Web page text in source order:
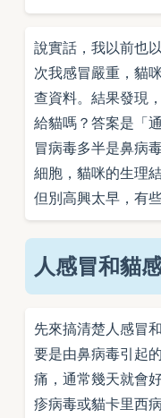
說實話，我以前也
次我感冒嚴重，貓
查資料。結果發現
給貓嗎？答案是「
冒病毒多半是鼻病
細胞，貓咪的生理
但別高興太早，有
人感冒和貓
先來搞清楚人感冒
要是由鼻病毒引起
痛，通常幾天就會
疹病毒或貓卡里西